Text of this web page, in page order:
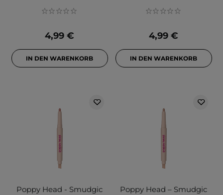
4,99 €
IN DEN WARENKORB
4,99 €
IN DEN WARENKORB
Poppy Head - Smudgic
Poppy Head – Smudgic